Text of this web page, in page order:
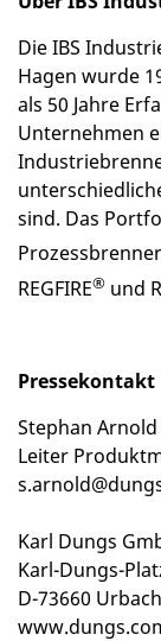
Die IBS
Hagen wurde
als 50 Jahre
Unternehmen
sind. Das
Prozessbrenner
REGFIRE® und
Pressekontakt
Stephan Arnold
Leiter
Karl Dungs
Karl-Dungs-
D-73660